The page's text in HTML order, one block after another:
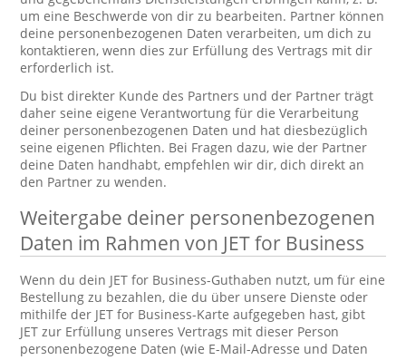
um eine Beschwerde von dir zu bearbeiten. Partner können
deine personenbezogenen Daten verarbeiten, um dich zu
kontaktieren, wenn dies zur Erfüllung des Vertrags mit dir
erforderlich ist.
Du bist direkter Kunde des Partners und der Partner trägt
daher seine eigene Verantwortung für die Verarbeitung
deiner personenbezogenen Daten und hat diesbezüglich
seine eigenen Pflichten. Bei Fragen dazu, wie der Partner
deine Daten handhabt, empfehlen wir dir, dich direkt an
den Partner zu wenden.
Weitergabe deiner personenbezogenen
Daten im Rahmen von JET for Business
Wenn du dein JET for Business-Guthaben nutzt, um für eine
Bestellung zu bezahlen, die du über unsere Dienste oder
mithilfe der JET for Business-Karte aufgegeben hast, gibt
JET zur Erfüllung unseres Vertrags mit dieser Person
personenbezogene Daten (wie E-Mail-Adresse und Daten